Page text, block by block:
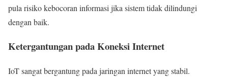
pula risiko kebocoran informasi jika sistem tidak dilindungi
dengan baik.
Ketergantungan pada Koneksi Internet
IoT sangat bergantung pada jaringan internet yang stabil.